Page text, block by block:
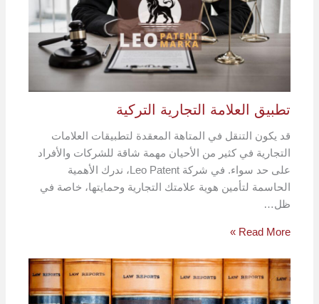
تطبيق العلامة التجارية التركية
قد يكون التنقل في المتاهة المعقدة لتطبيقات العلامات
التجارية في كثير من الأحيان مهمة شاقة للشركات والأفراد
على حد سواء. في شركة Leo Patent، ندرك الأهمية
الحاسمة لتأمين هوية علامتك التجارية وحمايتها، خاصة في
ظل…
Read More »